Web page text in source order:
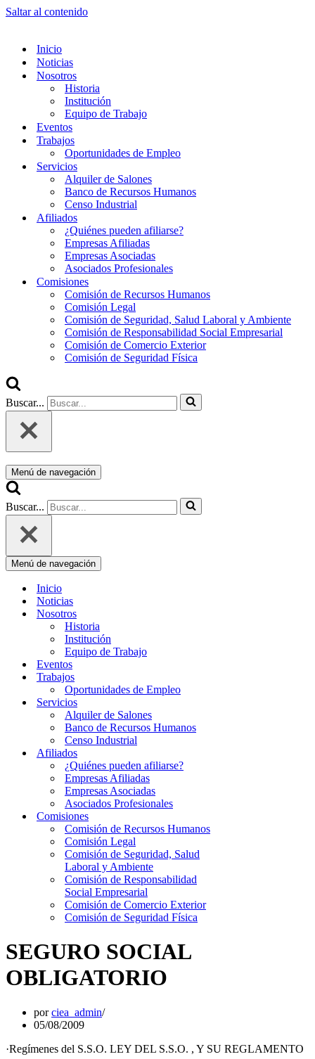
Saltar al contenido
Inicio
Noticias
Nosotros
Historia
Institución
Equipo de Trabajo
Eventos
Trabajos
Oportunidades de Empleo
Servicios
Alquiler de Salones
Banco de Recursos Humanos
Censo Industrial
Afiliados
¿Quiénes pueden afiliarse?
Empresas Afiliadas
Empresas Asociadas
Asociados Profesionales
Comisiones
Comisión de Recursos Humanos
Comisión Legal
Comisión de Seguridad, Salud Laboral y Ambiente
Comisión de Responsabilidad Social Empresarial
Comisión de Comercio Exterior
Comisión de Seguridad Física
Buscar...
Menú de navegación
Buscar...
Menú de navegación
Inicio
Noticias
Nosotros
Historia
Institución
Equipo de Trabajo
Eventos
Trabajos
Oportunidades de Empleo
Servicios
Alquiler de Salones
Banco de Recursos Humanos
Censo Industrial
Afiliados
¿Quiénes pueden afiliarse?
Empresas Afiliadas
Empresas Asociadas
Asociados Profesionales
Comisiones
Comisión de Recursos Humanos
Comisión Legal
Comisión de Seguridad, Salud
Laboral y Ambiente
Comisión de Responsabilidad
Social Empresarial
Comisión de Comercio Exterior
Comisión de Seguridad Física
SEGURO SOCIAL
OBLIGATORIO
porciea_admin
05/08/2009
·Regímenes del S.S.O. LEY DEL S.S.O. , Y SU REGLAMENTO